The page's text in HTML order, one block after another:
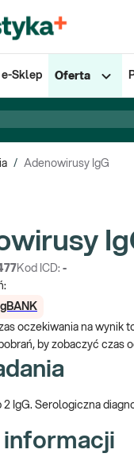
e-Sklep Oferta
/ Adenowirusy IgG
Kod ICD: -
oczekiwania na wynik
by zobaczyć czas
IgG. Serologiczna
informacji